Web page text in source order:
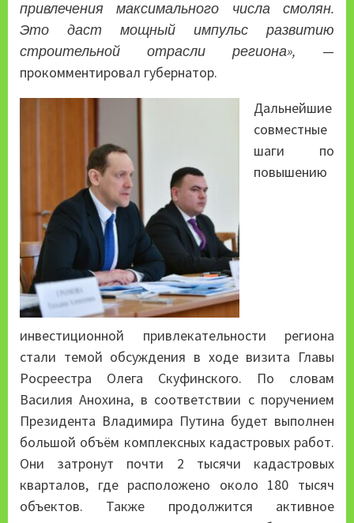
привлечения максимального числа смолян.
Это даст мощный импульс развитию
строительной отрасли региона», —
прокомментировал губернатор.
Дальнейшие
совместные
шаги по
повышению
инвестиционной привлекательности региона
стали темой обсуждения в ходе визита Главы
Росреестра Олега Скуфинского. По словам
Василия Анохина, в соответствии с поручением
Президента Владимира Путина будет выполнен
большой объём комплексных кадастровых работ.
Они затронут почти 2 тысячи кадастровых
кварталов, где расположено около 180 тысяч
объектов. Также продолжится активное